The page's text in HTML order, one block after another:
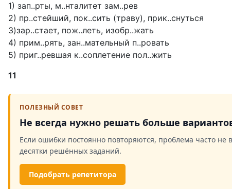
1) зап..рты, м..нталитет зам..рев
2) пр..стейший, пок..сить (траву), прик..снуться
3)зар..стает, пож..леть, изобр..жать
4) прим..рять, зан..мательный п..ровать
5) приг..ревшая к..соплетение пол..жить
11
ПОЛЕЗНЫЙ СОВЕТ
Не всегда нужно решать больше
Если ошибки постоянно повторяются, проблема часто не
десятки решённых заданий.
Подобрать репетитора